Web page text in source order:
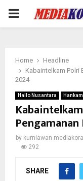
PRIMARY
Home
Headline
Kabaintelkam Polri
2024
Hallo Nusantara Hankam
by kurniawan
292
SHARE